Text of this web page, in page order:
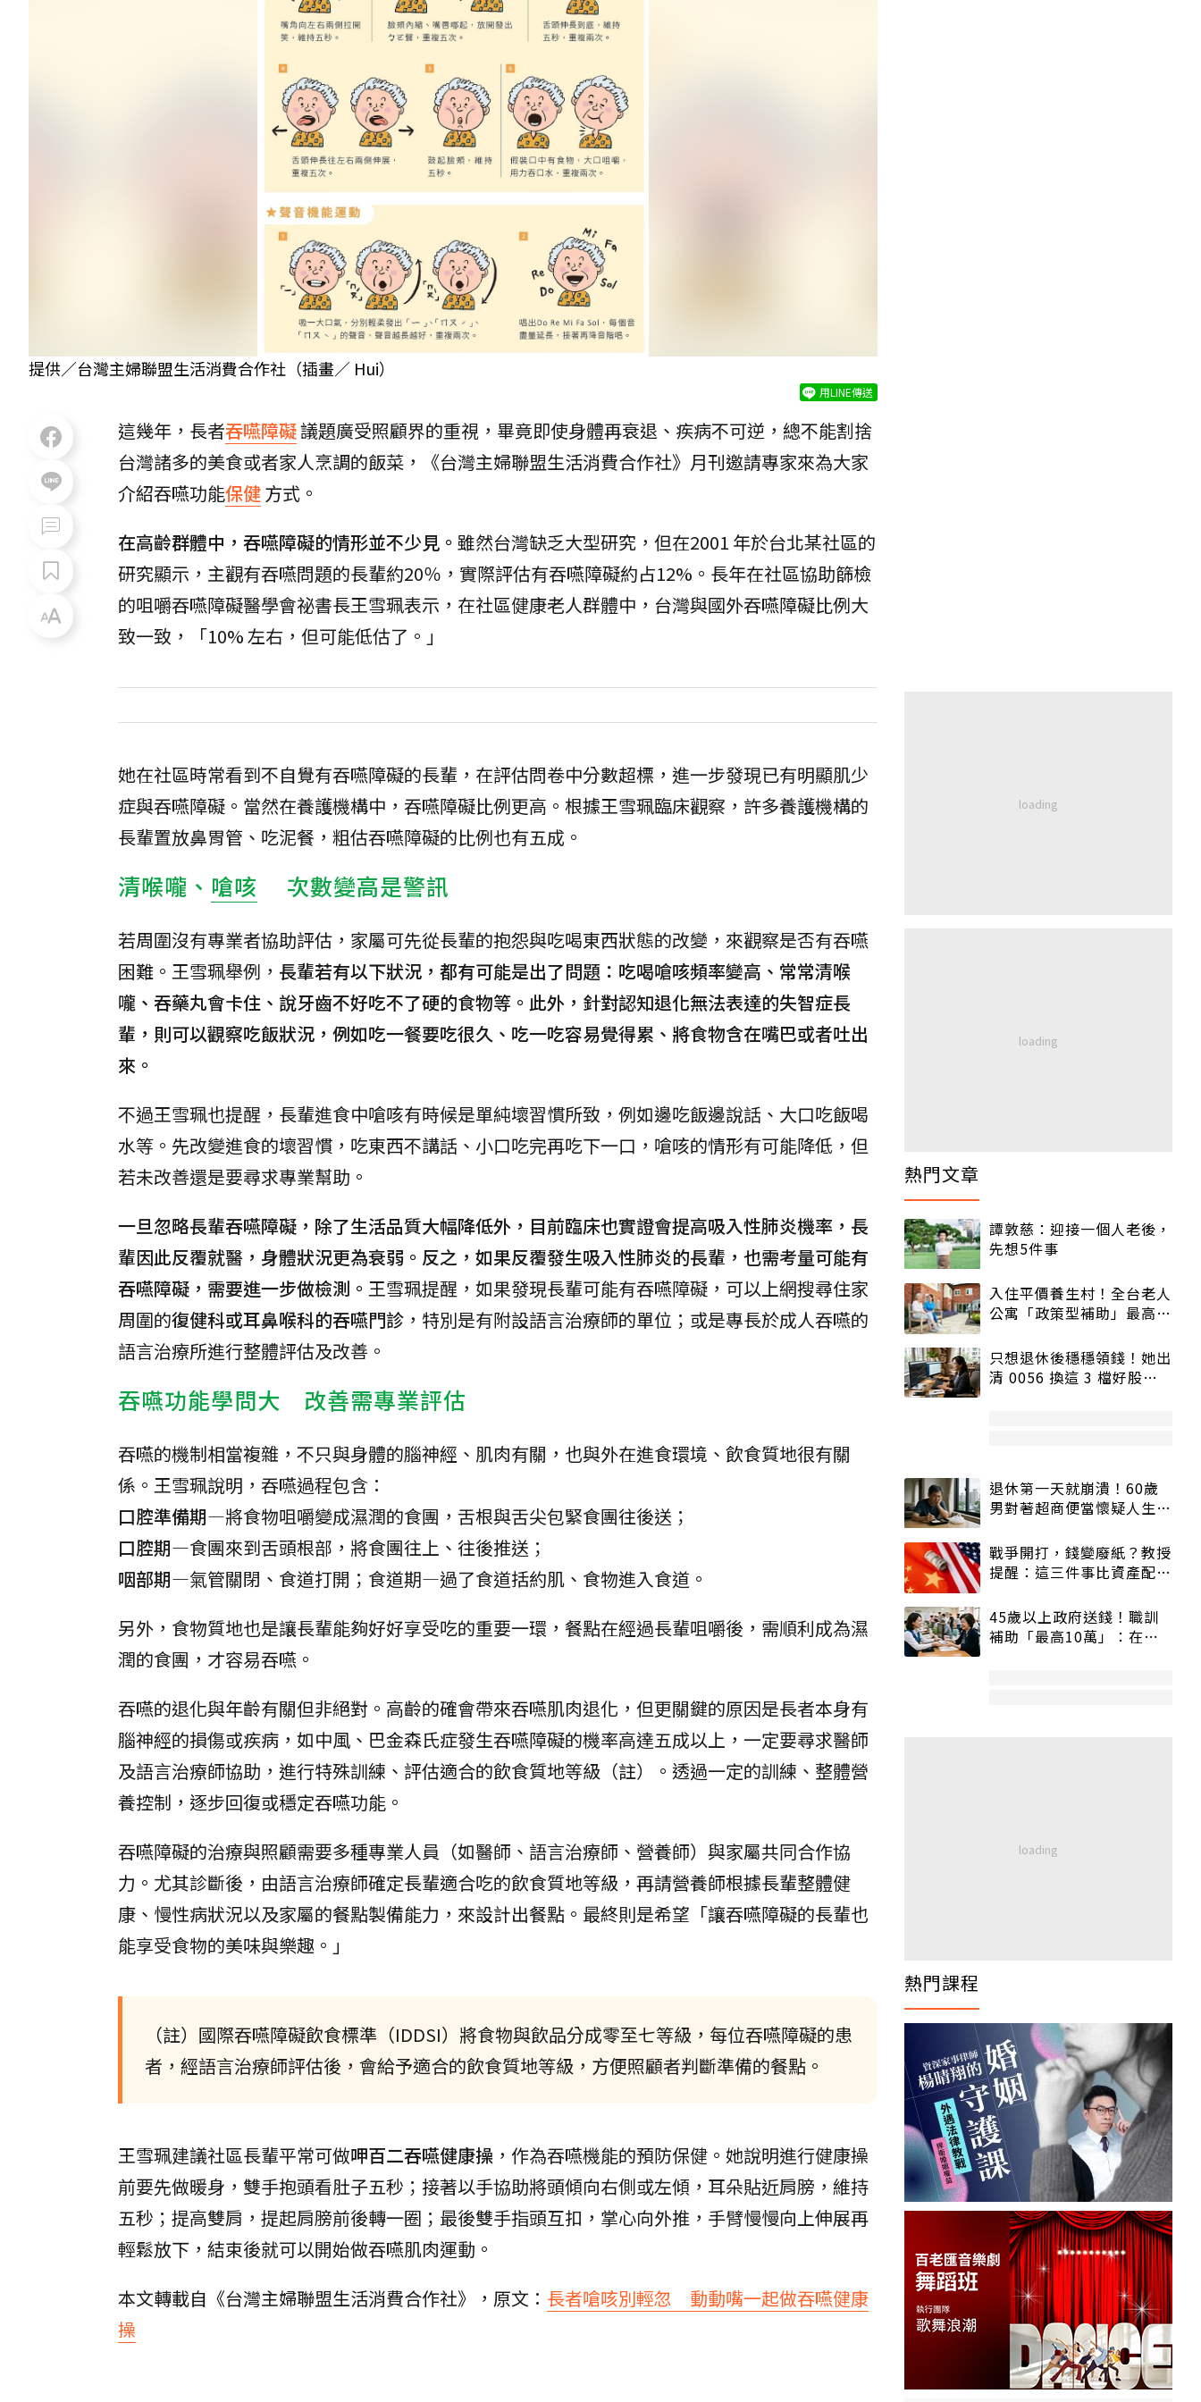
提供／台灣主婦聯盟生活消費合作社（插畫／ Hui）
用LINE傳送
這幾年，長者吞嚥障礙議題廣受照顧界的重視，畢竟即使身體再衰退、疾病不可逆，總不能割捨
台灣諸多的美食或者家人烹調的飯菜，《台灣主婦聯盟生活消費合作社》月刊邀請專家來為大家
介紹吞嚥功能保健方式。
在高齡群體中，吞嚥障礙的情形並不少見。 雖然台灣缺乏大型研究，但在2001 年於台北某社區的
研究顯示，主觀有吞嚥問題的長輩約20％，實際評估有吞嚥障礙約占12%。長年在社區協助篩檢
的咀嚼吞嚥障礙醫學會祕書長王雪珮表示，在社區健康老人群體中，台灣與國外吞嚥障礙比例大
致一致，「10% 左右，但可能低估了。」
她在社區時常看到不自覺有吞嚥障礙的長輩，在評估問卷中分數超標，進一步發現已有明顯肌少
症與吞嚥障礙。當然在養護機構中，吞嚥障礙比例更高。根據王雪珮臨床觀察，許多養護機構的
長輩置放鼻胃管、吃泥餐，粗估吞嚥障礙的比例也有五成。
清喉嚨、 嗆咳 次數變高是警訊
若周圍沒有專業者協助評估，家屬可先從長輩的抱怨與吃喝東西狀態的改變，來觀察是否有吞嚥
困難。王雪珮舉例， 長輩若有以下狀況，都有可能是出了問題：吃喝嗆咳頻率變高、常常清喉
嚨、吞藥丸會卡住、說牙齒不好吃不了硬的食物等。此外，針對認知退化無法表達的失智症長
輩，則可以觀察吃飯狀況，例如吃一餐要吃很久、吃一吃容易覺得累、將食物含在嘴巴或者吐出
來。
不過王雪珮也提醒，長輩進食中嗆咳有時候是單純壞習慣所致，例如邊吃飯邊說話、大口吃飯喝
水等。先改變進食的壞習慣，吃東西不講話、小口吃完再吃下一口，嗆咳的情形有可能降低，但
若未改善還是要尋求專業幫助。
一旦忽略長輩吞嚥障礙，除了生活品質大幅降低外，目前臨床也實證會提高吸入性肺炎機率，長
輩因此反覆就醫，身體狀況更為衰弱。反之，如果反覆發生吸入性肺炎的長輩，也需考量可能有
吞嚥障礙，需要進一步做檢測。 王雪珮提醒，如果發現長輩可能有吞嚥障礙，可以上網搜尋住家
周圍的復健科或耳鼻喉科的吞嚥門診 ，特別是有附設語言治療師的單位；或是專長於成人吞嚥的
語言治療所進行整體評估及改善。
吞嚥功能學問大 改善需專業評估
吞嚥的機制相當複雜，不只與身體的腦神經、肌肉有關，也與外在進食環境、飲食質地很有關
係。王雪珮說明，吞嚥過程包含：
口腔準備期—將食物咀嚼變成濕潤的食團，舌根與舌尖包緊食團往後送；
口腔期—食團來到舌頭根部，將食團往上、往後推送；
咽部期—氣管關閉、食道打開；食道期—過了食道括約肌、食物進入食道。
另外，食物質地也是讓長輩能夠好好享受吃的重要一環，餐點在經過長輩咀嚼後，需順利成為濕
潤的食團，才容易吞嚥。
吞嚥的退化與年齡有關但非絕對。高齡的確會帶來吞嚥肌肉退化，但更關鍵的原因是長者本身有
腦神經的損傷或疾病，如中風、巴金森氏症發生吞嚥障礙的機率高達五成以上，一定要尋求醫師
及語言治療師協助，進行特殊訓練、評估適合的飲食質地等級（註）。透過一定的訓練、整體營
養控制，逐步回復或穩定吞嚥功能。
吞嚥障礙的治療與照顧需要多種專業人員（如醫師、語言治療師、營養師）與家屬共同合作協
力。尤其診斷後，由語言治療師確定長輩適合吃的飲食質地等級，再請營養師根據長輩整體健
康、慢性病狀況以及家屬的餐點製備能力，來設計出餐點。最終則是希望「讓吞嚥障礙的長輩也
能享受食物的美味與樂趣。」
（註）國際吞嚥障礙飲食標準（IDDSI）將食物與飲品分成零至七等級，每位吞嚥障礙的患
者，經語言治療師評估後，會給予適合的飲食質地等級，方便照顧者判斷準備的餐點。
王雪珮建議社區長輩平常可做呷百二吞嚥健康操 ，作為吞嚥機能的預防保健。她說明進行健康操
前要先做暖身，雙手抱頭看肚子五秒；接著以手協助將頭傾向右側或左傾，耳朵貼近肩膀，維持
五秒；提高雙肩，提起肩膀前後轉一圈；最後雙手指頭互扣，掌心向外推，手臂慢慢向上伸展再
輕鬆放下，結束後就可以開始做吞嚥肌肉運動。
本文轉載自《台灣主婦聯盟生活消費合作社》，原文： 長者嗆咳別輕忽 動動嘴一起做吞嚥健康
操
熱門文章
譚敦慈：迎接一個人老後，
先想5件事
入住平價養生村！全台老人
公寓「政策型補助」最高打
只想退休後穩穩領錢！她出
清 0056 換這 3 檔好股：
退休第一天就崩潰！60歲
男對著超商便當懷疑人生
戰爭開打，錢變廢紙？教授
提醒：這三件事比資產配置
45歲以上政府送錢！職訓
補助「最高10萬」：在
熱門課程